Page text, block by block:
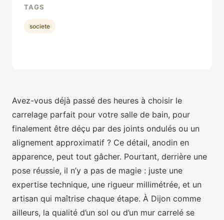
Avez-vous déjà passé des heures à choisir le
carrelage parfait pour votre salle de bain, pour
finalement être déçu par des joints ondulés ou un
alignement approximatif ? Ce détail, anodin en
apparence, peut tout gâcher. Pourtant, derrière une
pose réussie, il n’y a pas de magie : juste une
expertise technique, une rigueur millimétrée, et un
artisan qui maîtrise chaque étape. À Dijon comme
ailleurs, la qualité d’un sol ou d’un mur carrelé se
TAGS
societe